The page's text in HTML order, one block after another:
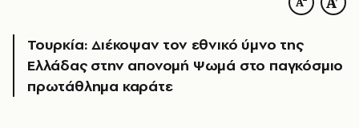
Τουρκία: Διέκοψαν τον εθνικό ύμνο της
Ελλάδας στην απονομή Ψωμά στο παγκόσμιο
πρωτάθλημα καράτε